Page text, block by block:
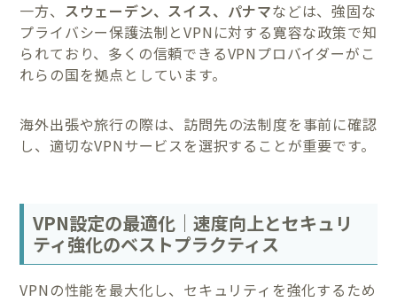
一方、 スウェーデン、スイス、パナマなどは、強固な
プライバシー保護法制とVPNに対する寛容な政策で知
られており、多くの信頼できるVPNプロバイダーがこ
れらの国を拠点としています。
海外出張や旅行の際は、訪問先の法制度を事前に確認
し、適切なVPNサービスを選択することが重要です。
VPN設定の最適化｜速度向上とセキュリ
ティ強化のベストプラクティス
VPNの性能を最大化し、セキュリティを強化するため